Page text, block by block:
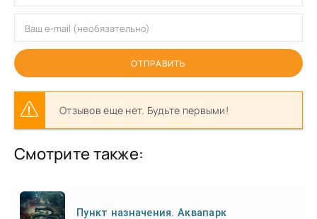
ОТПРАВИТЬ
Отзывов еще нет. Будьте первыми!
Смотрите также:
Пункт назначения. Аквапарк